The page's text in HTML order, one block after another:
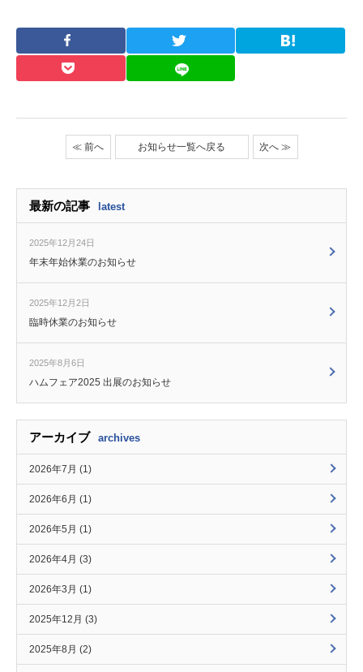
≪ 前へ お知らせ一覧へ戻る 次へ ≫
最新の記事 latest
2025年12月24日
年末年始休業のお知らせ
2025年12月2日
臨時休業のお知らせ
2025年8月6日
ハムフェア2025 出展のお知らせ
アーカイブ archives
2026年7月 (1)
2026年6月 (1)
2026年5月 (1)
2026年4月 (3)
2026年3月 (1)
2025年12月 (3)
2025年8月 (2)